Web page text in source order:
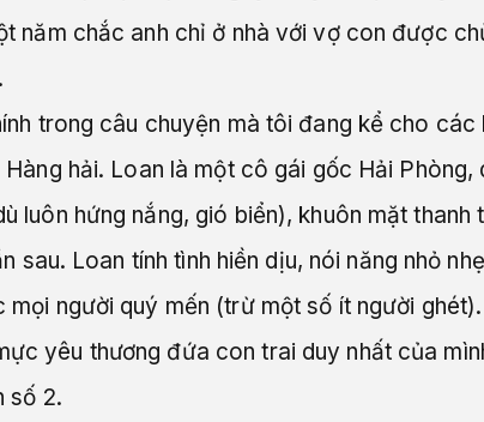
năm chắc anh chỉ ở nhà với vợ con được
trong câu chuyện mà tôi đang kể cho các
hải. Loan là một cô gái gốc Hải
luôn hứng nắng, gió biển), khuôn mặt
Loan tính tình hiền dịu, nói năng nhỏ
người quý mến (trừ một số ít người
yêu thương đứa con trai duy nhất của
số 2.